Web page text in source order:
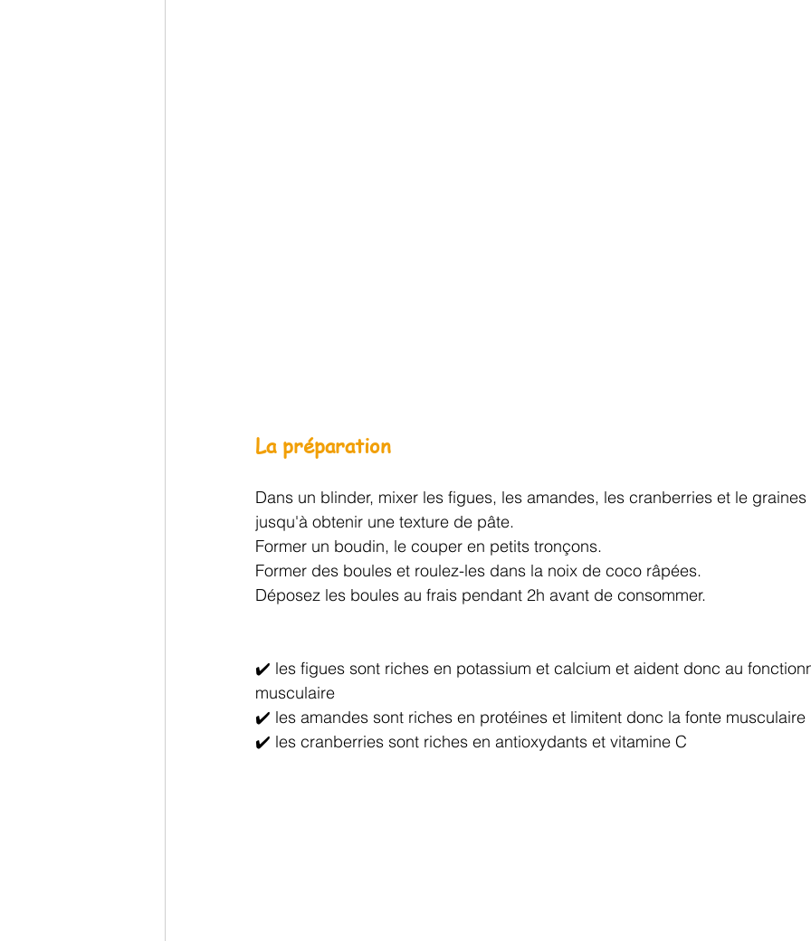
La préparation
Dans un blinder, mixer les figues, les amandes, les cranberries et le
jusqu'à obtenir une texture de pâte.
Former un boudin, le couper en petits tronçons.
Former des boules et roulez-les dans la noix de coco râpées.
Déposez les boules au frais pendant 2h avant de consommer.
✔️ les figues sont riches en potassium et calcium et aident donc au
musculaire
✔️ les amandes sont riches en protéines et limitent donc la fonte musculaire
✔️ les cranberries sont riches en antioxydants et vitamine C